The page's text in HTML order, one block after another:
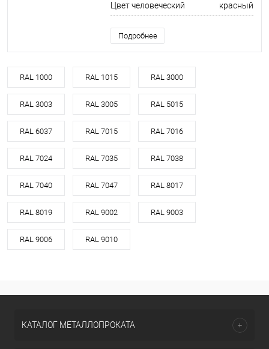
Цвет человеческий красный
Подробнее
RAL 1000 RAL 1015 RAL 3000
RAL 3003 RAL 3005 RAL 5015
RAL 6037 RAL 7015 RAL 7016
RAL 7024 RAL 7035 RAL 7038
RAL 7040 RAL 7047 RAL 8017
RAL 8019 RAL 9002 RAL 9003
RAL 9006 RAL 9010
КАТАЛОГ МЕТАЛЛОПРОКАТА